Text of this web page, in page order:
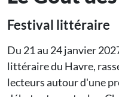
Festival littéraire
Du 21 au 24 janvier
littéraire du Havre,
lecteurs autour d'une